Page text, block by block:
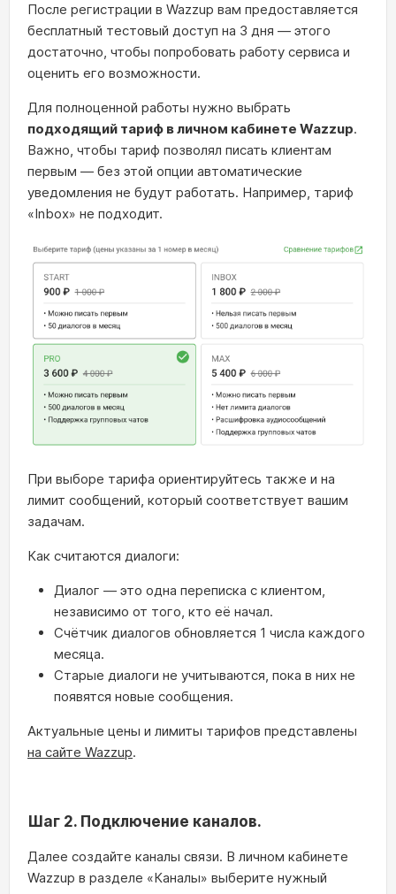
После регистрации в Wazzup вам предоставляется
бесплатный тестовый доступ на 3 дня — этого
достаточно, чтобы попробовать работу сервиса и
оценить его возможности.
Для полноценной работы нужно выбрать
подходящий тариф в личном кабинете Wazzup.
Важно, чтобы тариф позволял писать клиентам
первым — без этой опции автоматические
уведомления не будут работать. Например, тариф
«Inbox» не подходит.
При выборе тарифа ориентируйтесь также и на
лимит сообщений, который соответствует вашим
задачам.
Как считаются диалоги:
Диалог — это одна переписка с клиентом,
независимо от того, кто её начал.
Счётчик диалогов обновляется 1 числа каждого
месяца.
Старые диалоги не учитываются, пока в них не
появятся новые сообщения.
Актуальные цены и лимиты тарифов представлены
на сайте Wazzup.
Шаг 2. Подключение каналов.
Далее создайте каналы связи. В личном кабинете
Wazzup в разделе «Каналы» выберите нужный